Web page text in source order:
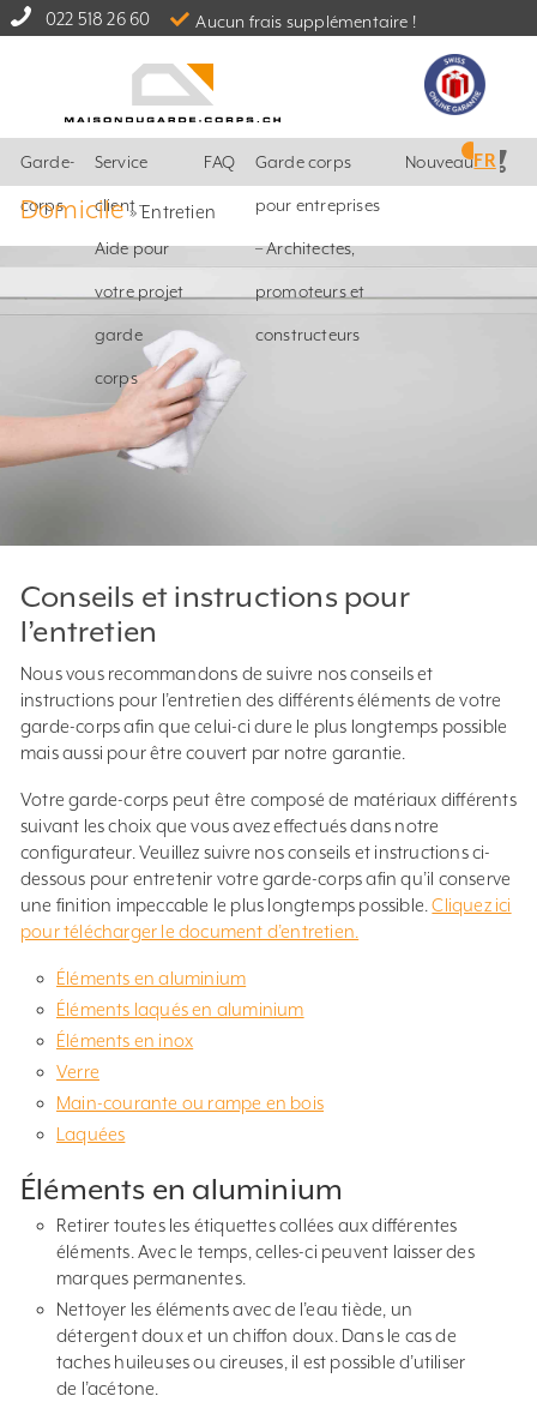
022 518 26 60 Aucun frais supplémentaire !
Garde-
corps
Service
client –
Aide pour
votre projet
garde
corps
FAQ Garde corps
pour entreprises
– Architectes,
promoteurs et
constructeurs
Nouveautés
FR
Domicile»Entretien
Conseils et instructions pour
l’entretien
Nous vous recommandons de suivre nos conseils et
instructions pour l’entretien des différents éléments de votre
garde-corps afin que celui-ci dure le plus longtemps possible
mais aussi pour être couvert par notre garantie.
Votre garde-corps peut être composé de matériaux différents
suivant les choix que vous avez effectués dans notre
configurateur. Veuillez suivre nos conseils et instructions ci-
dessous pour entretenir votre garde-corps afin qu’il conserve
une finition impeccable le plus longtemps possible.Cliquez ici
pour télécharger le document d’entretien.
Éléments en aluminium
Éléments laqués en aluminium
Éléments en inox
Verre
Main-courante ou rampe en bois
Laquées
Éléments en aluminium
Retirer toutes les étiquettes collées aux différentes
éléments. Avec le temps, celles-ci peuvent laisser des
marques permanentes.
Nettoyer les éléments avec de l’eau tiède, un
détergent doux et un chiffon doux. Dans le cas de
taches huileuses ou cireuses, il est possible d’utiliser
de l’acétone.